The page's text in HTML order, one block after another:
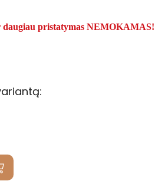
pristatymas NEMOKAMAS!